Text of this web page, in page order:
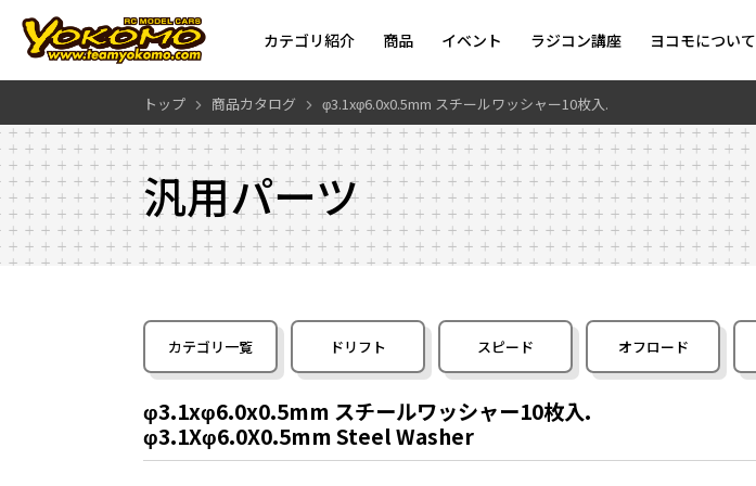
カテゴリ紹介 商品 イベント ラジコン講座 ヨコモについて
トップ 商品カタログ φ3.1xφ6.0x0.5mm スチールワッシャー10枚入.
汎用パーツ
カテゴリ一覧 ドリフト スピード オフロード
φ3.1xφ6.0x0.5mm スチールワッシャー10枚入.
φ3.1Xφ6.0X0.5mm Steel Washer